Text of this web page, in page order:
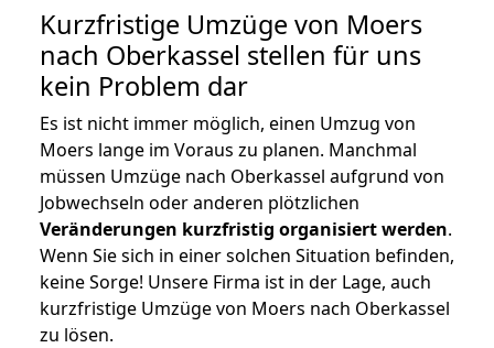
Kurzfristige Umzüge von Moers
nach Oberkassel stellen für uns
kein Problem dar
Es ist nicht immer möglich, einen Umzug von
Moers lange im Voraus zu planen. Manchmal
müssen Umzüge nach Oberkassel aufgrund von
Jobwechseln oder anderen plötzlichen
Veränderungen kurzfristig organisiert werden.
Wenn Sie sich in einer solchen Situation befinden,
keine Sorge! Unsere Firma ist in der Lage, auch
kurzfristige Umzüge von Moers nach Oberkassel
zu lösen.